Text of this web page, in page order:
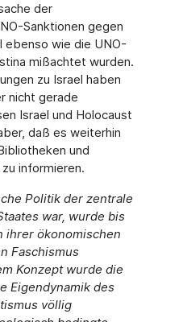
der
Sanktionen gegen
ebenso wie die UNO-
mißachtet wurden.
zu Israel haben
nicht gerade
Israel und Holocaust
daß es weiterhin
und
informieren.
Politik der zentrale
war, wurde bis
ihrer ökonomischen
Faschismus
Konzept wurde die
Eigendynamik des
völlig